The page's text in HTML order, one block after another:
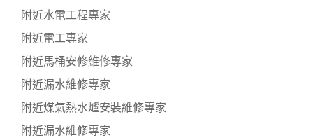
附近水電工程專家
附近電工專家
附近馬桶安修維修專家
附近漏水維修專家
附近煤氣熱水爐安裝維修專家
附近漏水維修專家